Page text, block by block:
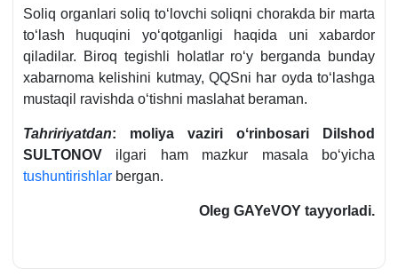
Soliq organlari soliq toʻlovchi soliqni chorakda bir marta
toʻlash huquqini yoʻqotganligi haqida uni хabardor
qiladilar. Biroq tegishli holatlar roʻy berganda bunday
хabarnoma kelishini kutmay, QQSni har oyda toʻlashga
mustaqil ravishda oʻtishni maslahat beraman.
Tahririyatdan:
moliya vaziri oʻrinbosari Dilshod
SULTONOV ilgari ham mazkur masala boʻyicha
tushuntirishlar bergan.
Oleg GAYeVOY tayyorladi.